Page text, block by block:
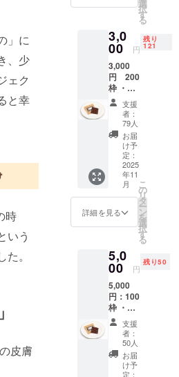
」に
、少
ェク
と幸
時
いう
。
皮膚
術雑誌に掲
載された。
す。 ※
掲載を
ご希望
される
お名前
を備考
欄に記
入願い
ます。
選
択
す
る
3,0
00 円
残り
121
3,000
円 200
枠 ・
andew
タブ
レット1
枚 名
称）
チョコ
レート
内容
量）
50g 賞
味期
限）1年
温多湿
を避
け、
25℃以
下の涼
しい場
所に保
材料 フ
レー
バーに
支援
者：
79人
お届
け予
定：
2025
年11
月
詳細を見る
こ
の
リ
タ
ー
ン
を
選
択
す
る
5,0
00 円
残り50
5,000
円：100
枠 ・
andew
タブ
レット2
枚＋ブ
ランド
の公式
支援
者：
50人
お届
け予
定：